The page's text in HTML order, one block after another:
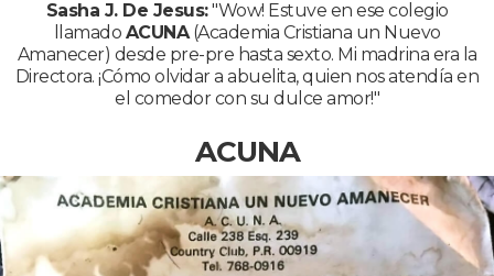
Sasha J. De Jesus:"Wow! Estuve en ese colegio
llamado ACUNA(Academia Cristiana un Nuevo
Amanecer) desde pre-pre hasta sexto. Mi madrina era la
Directora. ¡Cómo olvidar a abuelita, quien nos atendía en
el comedor con su dulce amor!"
ACUNA